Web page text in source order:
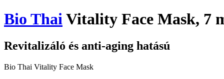
Bio ThaiVitality Face Mask, 7
Revitalizáló és anti-aging hatású
Bio Thai Vitality Face Mask